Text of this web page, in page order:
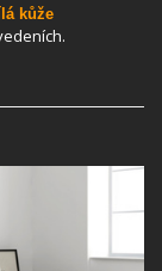
kůže